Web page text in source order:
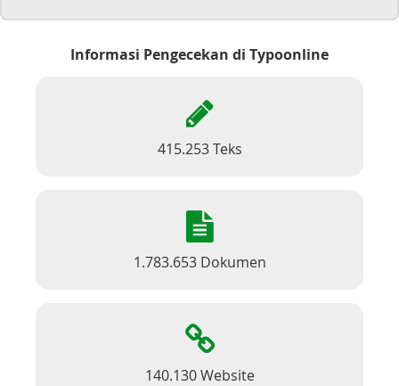
Informasi Pengecekan di Typoonline
415.253 Teks
1.783.653 Dokumen
140.130 Website